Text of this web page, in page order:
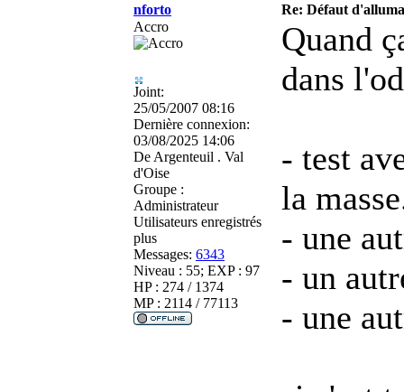
nforto
Re: Défaut
Accro
Joint:
25/05/2007 08:16
Dernière connexion:
03/08/2025 14:06
De Argenteuil . Val
d'Oise
Groupe :
Administrateur
Utilisateurs enregistrés
plus
Messages: 6343
Niveau : 55; EXP : 97
HP : 274 / 1374
MP : 2114 / 77113
Quand
dans
- test
la
- une
- un
- une